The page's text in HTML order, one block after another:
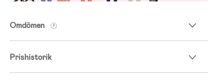
Omdömen
Prishistorik